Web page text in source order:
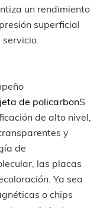
un rendimiento
superficial
de policarbonS
de alto nivel,
y
de
las placas
Ya sea
o chips